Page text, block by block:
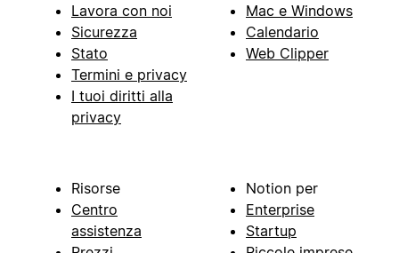
Lavora con noi
Sicurezza
Stato
Termini e privacy
I tuoi diritti alla
privacy
Mac e Windows
Calendario
Web Clipper
Risorse
Centro
assistenza
Notion per
Enterprise
Startup